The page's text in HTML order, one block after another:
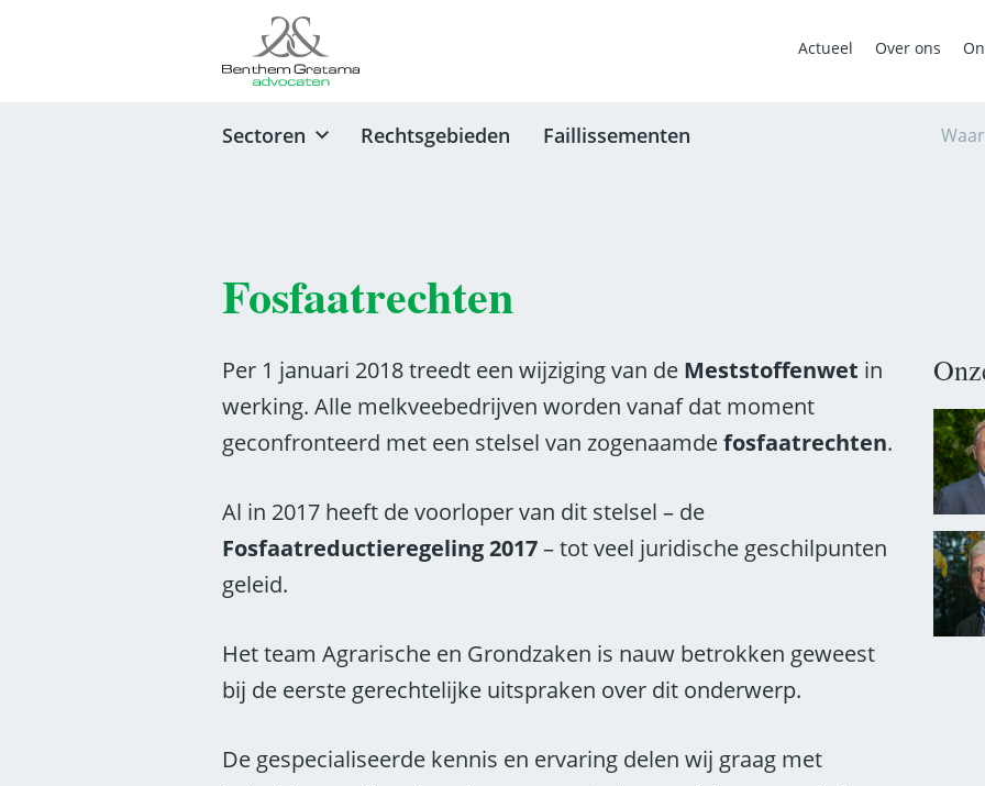
Actueel Over ons
Sectoren Rechtsgebieden Faillissementen
Fosfaatrechten
Per 1 januari 2018 treedt een wijziging van de Meststoffenwet in
werking. Alle melkveebedrijven worden vanaf dat moment
geconfronteerd met een stelsel van zogenaamdefosfaatrechten.
Al in 2017 heeft de voorloper van dit stelsel – de
Fosfaatreductieregeling 2017– tot veel juridische geschilpunten
geleid.
Het team Agrarische en Grondzaken is nauw betrokken geweest
bij de eerste gerechtelijke uitspraken over dit onderwerp.
De gespecialiseerde kennis en ervaring delen wij graag met